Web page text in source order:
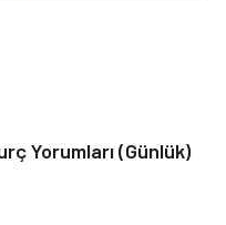
Yorumları (Günlük)